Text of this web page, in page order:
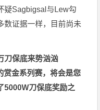
疑Sagbigsal与Lew勾
数证据一样，目前尚未
刀保底来势汹汹
赏金系列赛，将会是您
5000W刀保底奖励之